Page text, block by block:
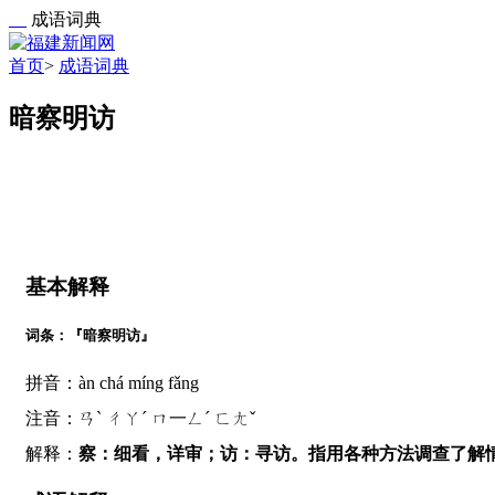
成语词典
首页> 成语词典
暗察明访
基本解释
词条：『暗察明访』
拼音：àn chá míng fǎng
注音：ㄢˋ ㄔㄚˊ ㄇ一ㄥˊ ㄈㄤˇ
解释： 察：细看，详审；访：寻访。指用各种方法调查了解